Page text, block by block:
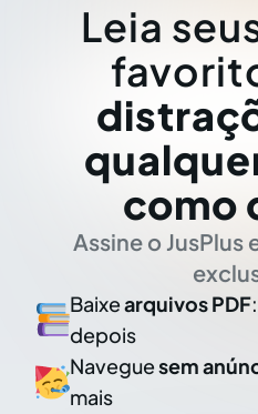
Leia
como
Assine o JusPlus
Baixearquivos PDF
depois
Naveguesem
mais